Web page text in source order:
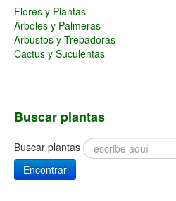
Flores y Plantas
Árboles y Palmeras
Arbustos y Trepadoras
Cactus y Suculentas
Buscar plantas
Buscar plantas
Encontrar